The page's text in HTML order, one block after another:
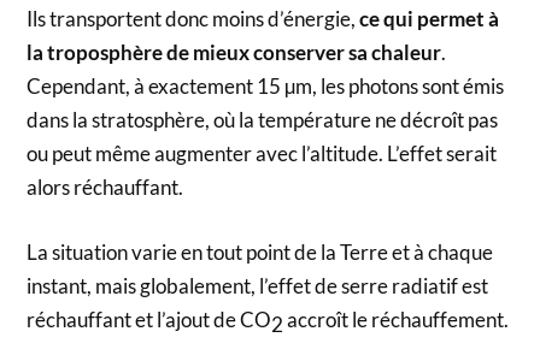
Ils transportent donc moins d’énergie,ce qui permet à
la troposphère de mieux conserver sa chaleur.
Cependant, à exactement 15 µm, les photons sont émis
dans la stratosphère, où la température ne décroît pas
ou peut même augmenter avec l’altitude. L’effet serait
alors réchauffant.
La situation varie en tout point de la Terre et à chaque
instant, mais globalement, l’effet de serre radiatif est
réchauffant et l’ajout de CO2accroît le réchauffement.